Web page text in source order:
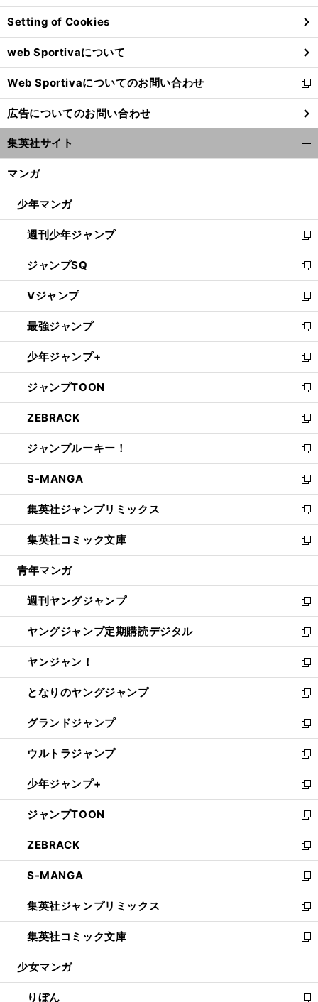
ン
ド
ウ
で
開
く
Setting of Cookies
web Sportivaについて
Web Sportivaについてのお問い合わせ
新
し
い
ウ
ィ
ン
ウ
開
く
広告についてのお問い合わせ
集英社サイト
マンガ
少年マンガ
週刊少年ジャンプ
新
し
い
ウ
ィ
ン
ド
ウ
で
開
く
ジャンプSQ
新
し
い
ウ
ィ
ン
ド
ウ
で
開
く
Vジャンプ
新
し
い
ウ
ィ
ン
ド
ウ
で
開
く
最強ジャンプ
新
し
い
ウ
ィ
ン
ド
ウ
で
開
く
少年ジャンプ+
新
し
い
ウ
ィ
ン
ド
ウ
で
開
く
ジャンプTOON
新
し
い
ウ
ィ
ン
ド
ウ
で
開
く
ZEBRACK
新
し
い
ウ
ィ
ン
ド
ウ
で
開
ジャンプルーキー！
新
し
い
ウ
ィ
ン
ド
ウ
開
く
S-MANGA
新
し
い
ウ
ィ
ン
ウ
で
開
く
集英社ジャンプリミックス
新
し
い
ウ
ン
ド
ウ
で
開
く
集英社コミック文庫
新
し
ウ
ィ
ン
ド
ウ
で
開
く
青年マンガ
週刊ヤングジャンプ
新
し
い
ウ
ィ
ン
ド
ウ
で
開
く
ヤングジャンプ定期購読デジタル
新
し
い
ウ
ィ
ン
ド
ウ
で
開
く
ヤンジャン！
新
し
い
ウ
ィ
ン
ド
ウ
で
開
く
となりのヤングジャンプ
新
し
い
ウ
ィ
ン
ド
ウ
で
開
く
グランドジャンプ
新
し
い
ウ
ィ
ン
ド
ウ
で
開
く
ウルトラジャンプ
新
し
い
ウ
ィ
ン
ド
ウ
で
開
く
少年ジャンプ+
新
し
い
ウ
ィ
ン
ド
ウ
で
開
く
ジャンプTOON
新
し
い
ウ
ィ
ン
ド
ウ
で
開
ZEBRACK
新
し
い
ウ
ィ
ン
ド
ウ
開
く
S-MANGA
新
し
い
ウ
ィ
ン
ウ
で
集英社ジャンプリミックス
新
し
い
ウ
ン
ド
集英社コミック文庫
新
し
ウ
ィ
少女マンガ
りぼん